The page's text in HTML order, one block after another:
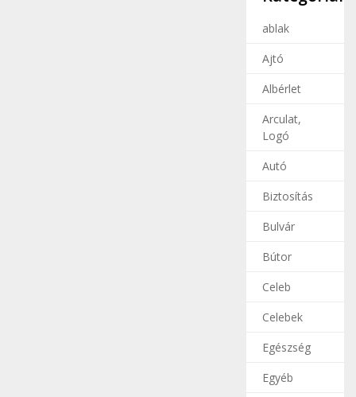
ablak
Ajtó
Albérlet
Arculat,
Logó
Autó
Biztosítás
Bulvár
Bútor
Celeb
Celebek
Egészség
Egyéb